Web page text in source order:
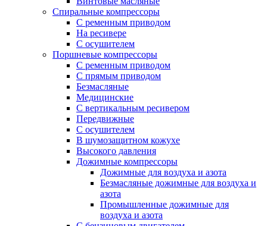
Спиральные компрессоры
С ременным приводом
На ресивере
С осушителем
Поршневые компрессоры
С ременным приводом
С прямым приводом
Безмасляные
Медицинские
С вертикальным ресивером
Передвижные
С осушителем
В шумозащитном кожухе
Высокого давления
Дожимные компрессоры
Дожимные для воздуха и азота
Безмасляные дожимные для воздуха и
азота
Промышленные дожимные для
воздуха и азота